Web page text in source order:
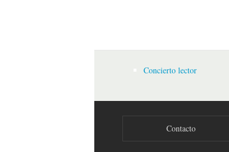
Concierto lector
Contacto